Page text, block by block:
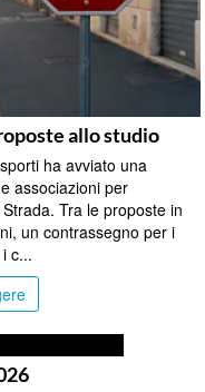
allo studio
ha avviato una
associazioni per
Tra le proposte in
un contrassegno per i
c...